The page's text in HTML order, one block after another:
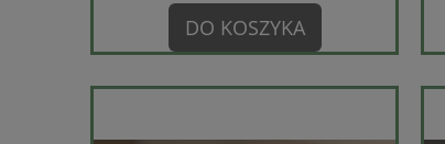
DO KOSZYKA